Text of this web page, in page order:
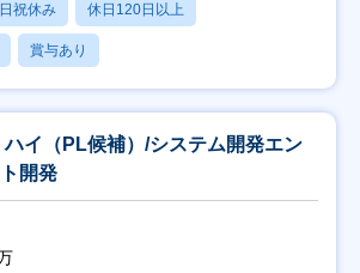
祝休み 休日120日以上
賞与あり
ハイ（PL候補）/システム開発エン
開発